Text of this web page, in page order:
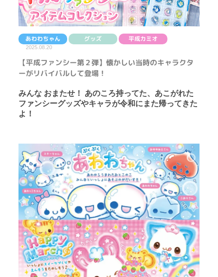
あわわちゃん グッズ 平成カミオ
2025.08.20
【平成ファンシー第２弾】懐かしい当時のキャラクタ
ーがリバイバルして登場！
みんな おまたせ！ あのころ持ってた、あこがれた
ファンシーグッズやキャラが令和にまた帰ってきた
よ！